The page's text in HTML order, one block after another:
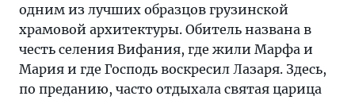
одним из лучших образцов грузинской
храмовой архитектуры. Обитель названа в
честь селения Вифания, где жили Марфа и
Мария и где Господь воскресил Лазаря. Здесь,
по преданию, часто отдыхала святая царица